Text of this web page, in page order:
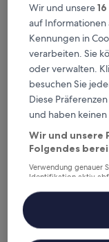
von
10,
Wunderbar,
(253
Bewertungen)
Toyoko Inn
Toyoko Inn
Toyoko Inn
Wir und unsere16
auf Informationen
Kennungen in
verarbeiten. Sie
oder verwalten.
besuchen Sie
Diese
und haben
Wir und unsere
Folgendes
Verwendung genauer
Identifikation aktiv
Inhalte, Messung von
Liste der Partner